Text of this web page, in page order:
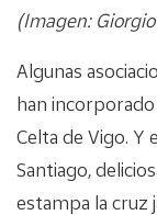
(Imagen:
Algunas
han
Celta de Vigo. Y
Santiago,